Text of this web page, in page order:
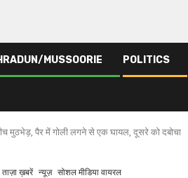
MUSSOORIE POLITICS
मुठभेड़, पैर में गोली लगने से एक घायल, दूसरे को दबोचा
ताज़ा ख़बरें न्यूज़ सोशल मीडिया वायरल